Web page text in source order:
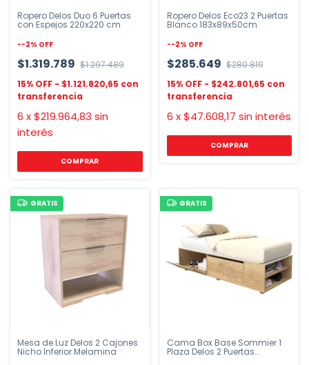
Ropero Delos Duo 6 Puertas
con Espejos 220x220 cm
--2% OFF
$1.319.789 $1.297.489
$1.121.820,65
6 x$219.964,83 sin
interés
COMPRAR
Ropero Delos Eco23 2 Puertas
Blanco 183x89x50cm
--2% OFF
$285.649 $280.819
$242.801,65
6 x$47.608,17 sin interés
COMPRAR
GRATIS
Mesa de Luz Delos 2 Cajones
Nicho Inferior Melamina
GRATIS
Cama Box Base Sommier 1
Plaza Delos 2 Puertas